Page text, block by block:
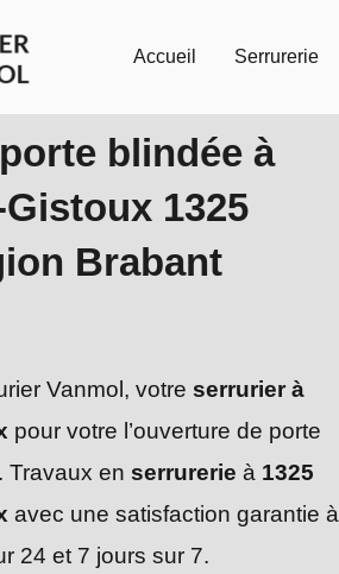
Accueil Serrurerie
blindée à
1325
Brabant
Vanmol, votre serrurier à
pour votre l’ouverture de porte
Travaux en serrurerie à 1325
avec une satisfaction garantie à
24 et 7 jours sur 7.